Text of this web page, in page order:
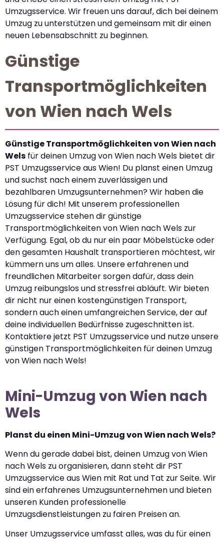
Umzugsservice. Wir freuen uns darauf, dich bei deinem
Umzug zu unterstützen und gemeinsam mit dir einen
neuen Lebensabschnitt zu beginnen.
Günstige
Transportmöglichkeiten
von Wien nach Wels
Günstige Transportmöglichkeiten von Wien nach
Wels für deinen Umzug von Wien nach Wels bietet dir
PST Umzugsservice aus Wien! Du planst einen Umzug
und suchst nach einem zuverlässigen und
bezahlbaren Umzugsunternehmen? Wir haben die
Lösung für dich! Mit unserem professionellen
Umzugsservice stehen dir günstige
Transportmöglichkeiten von Wien nach Wels zur
Verfügung. Egal, ob du nur ein paar Möbelstücke oder
den gesamten Haushalt transportieren möchtest, wir
kümmern uns um alles. Unsere erfahrenen und
freundlichen Mitarbeiter sorgen dafür, dass dein
Umzug reibungslos und stressfrei abläuft. Wir bieten
dir nicht nur einen kostengünstigen Transport,
sondern auch einen umfangreichen Service, der auf
deine individuellen Bedürfnisse zugeschnitten ist.
Kontaktiere jetzt PST Umzugsservice und nutze unsere
günstigen Transportmöglichkeiten für deinen Umzug
von Wien nach Wels!
Mini-Umzug von Wien nach
Wels
Planst du einen Mini-Umzug von Wien nach Wels?
Wenn du gerade dabei bist, deinen Umzug von Wien
nach Wels zu organisieren, dann steht dir PST
Umzugsservice aus Wien mit Rat und Tat zur Seite. Wir
sind ein erfahrenes Umzugsunternehmen und bieten
unseren Kunden professionelle
Umzugsdienstleistungen zu fairen Preisen an.
Unser Umzugsservice umfasst alles, was du für einen